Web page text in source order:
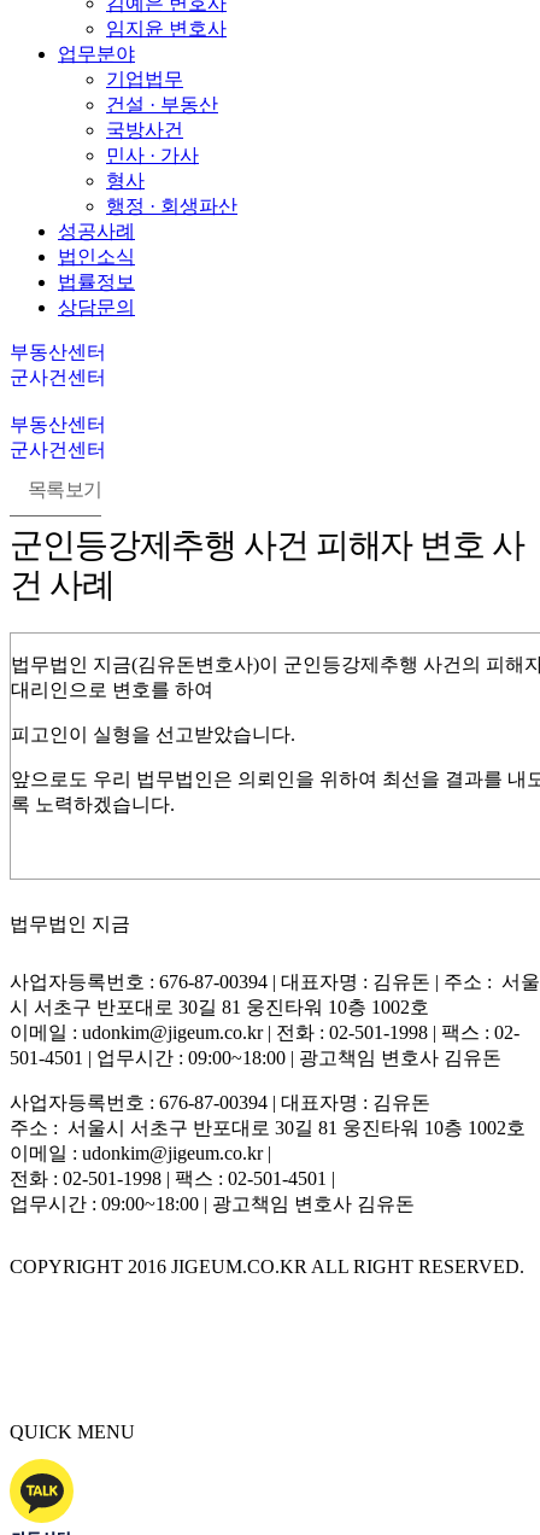
임지윤 변호사
업무분야
기업법무
건설 · 부동산
국방사건
민사 · 가사
형사
행정 · 회생파산
성공사례
법인소식
법률정보
상담문의
부동산센터
군사건센터
부동산센터
군사건센터
목록보기
군인등강제추행 사건 피해자 변호 사
건 사례
법무법인 지금(김유돈변호사)이 군인등강제추행 사건의 피해
대리인으로 변호를 하여
피고인이 실형을 선고받았습니다.​
앞으로도 우리 법무법인은 의뢰인을 위하여 최선을 결과를 내
록 노력하겠습니다.
법무법인 지금
사업자등록번호 : 676-87-00394 | 대표자명 : 김유돈 | 주소 : 서울
시 서초구 반포대로 30길 81 웅진타워 10층 1002호
이메일 : udonkim@jigeum.co.kr | 전화 : 02-501-1998 | 팩스 : 02-
501-4501 | 업무시간 : 09:00~18:00 | 광고책임 변호사 김유돈
사업자등록번호 : 676-87-00394 | 대표자명 : 김유돈
주소 : 서울시 서초구 반포대로 30길 81 웅진타워 10층 1002호
이메일 : udonkim@jigeum.co.kr |
전화 : 02-501-1998 | 팩스 : 02-501-4501 |
업무시간 : 09:00~18:00 | 광고책임 변호사 김유돈
COPYRIGHT 2016 JIGEUM.CO.KR ALL RIGHT RESERVED.
QUICK MENU